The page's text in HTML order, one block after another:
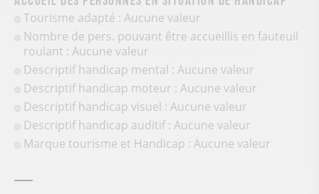
Tourisme adapté : Aucune valeur
Nombre de pers. pouvant être accueillis en fauteuil
roulant : Aucune valeur
Descriptif handicap mental : Aucune valeur
Descriptif handicap moteur : Aucune valeur
Descriptif handicap visuel : Aucune valeur
Descriptif handicap auditif : Aucune valeur
Marque tourisme et Handicap : Aucune valeur